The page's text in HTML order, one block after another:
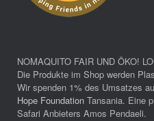
NOMAQUITO FAIR UND ÖKO!
Die Produkte im Shop werden
Wir spenden 1% des Umsatzes
Hope Foundation Tansania. Eine
Safari Anbieters Amos Pendaeli.